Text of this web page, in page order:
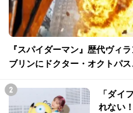
『スパイダーマン』歴代ヴィ
ブリンにドクター・オクトパ
「ダイ
れない